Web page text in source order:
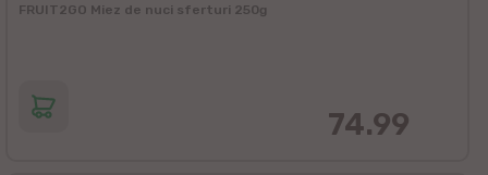
FRUIT2GO Miez de nuci sferturi 250g
74.99